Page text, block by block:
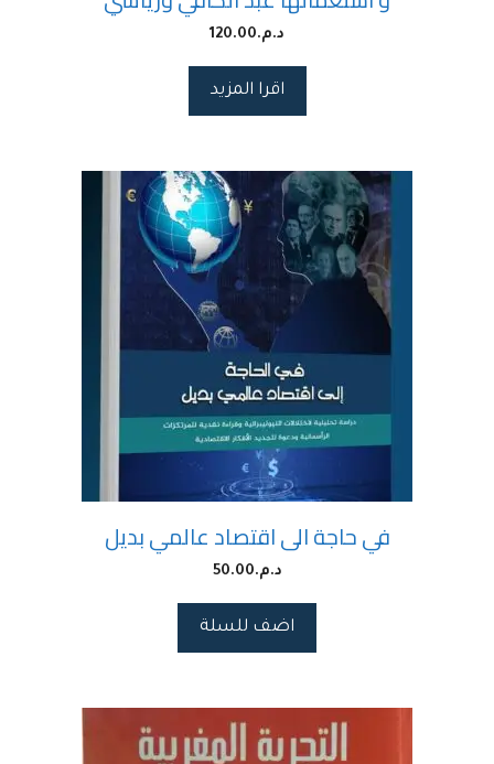
د.م.120.00
اقرا المزيد
في حاجة الى اقتصاد عالمي بديل
د.م.50.00
اضف للسلة